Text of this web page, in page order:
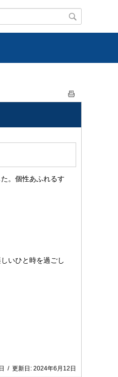
。個性あふれるす
いひと時を過ごし
/ 更新日: 2024年6月12日